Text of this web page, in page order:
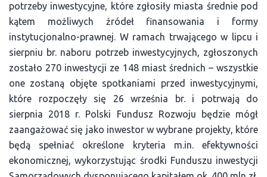
potrzeby inwestycyjne, które zgłosiły miasta średnie pod
kątem możliwych źródeł finansowania i formy
instytucjonalno-prawnej. W ramach trwającego w lipcu i
sierpniu br. naboru potrzeb inwestycyjnych, zgłoszonych
zostało 270 inwestycji ze 148 miast średnich – wszystkie
one zostaną objęte spotkaniami przed inwestycyjnymi,
które rozpoczęły się 26 września br. i potrwają do
sierpnia 2018 r. Polski Fundusz Rozwoju będzie mógł
zaangażować się jako inwestor w wybrane projekty, które
będą spełniać określone kryteria m.in. efektywności
ekonomicznej, wykorzystując środki Funduszu inwestycji